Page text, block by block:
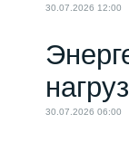
30.07.2026 12:00
30.07.2026 06:00